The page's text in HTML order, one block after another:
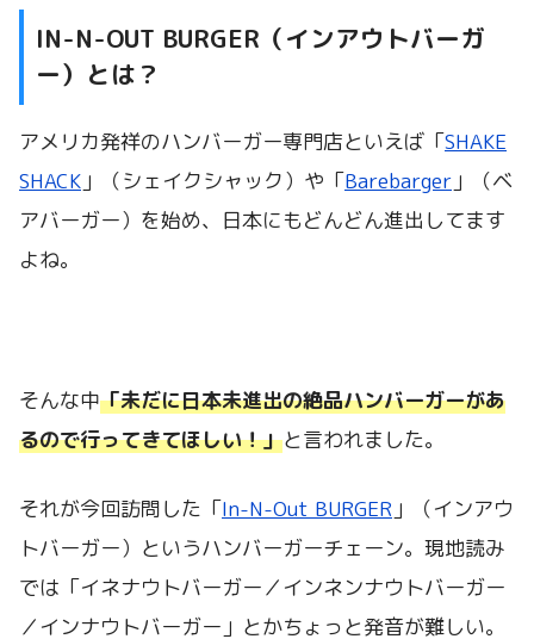
IN-N-OUT BURGER（インアウトバーガ
ー）とは？
アメリカ発祥のハンバーガー専門店といえば「SHAKE
SHACK 」（シェイクシャック）や「Barebarger 」（ベ
アバーガー）を始め、日本にもどんどん進出してます
よね。
そんな中「未だに日本未進出の絶品ハンバーガーがあ
るので行ってきてほしい！」と言われました。
それが今回訪問した「In-N-Out BURGER 」（インアウ
トバーガー）というハンバーガーチェーン。現地読み
では「イネナウトバーガー／インネンナウトバーガー
／インナウトバーガー」とかちょっと発音が難しい。